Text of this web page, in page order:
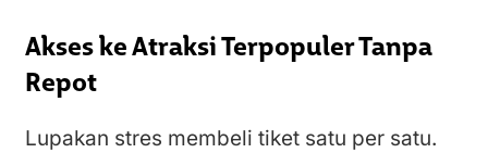
Akses ke Atraksi Terpopuler Tanpa
Repot
Lupakan stres membeli tiket satu per satu.